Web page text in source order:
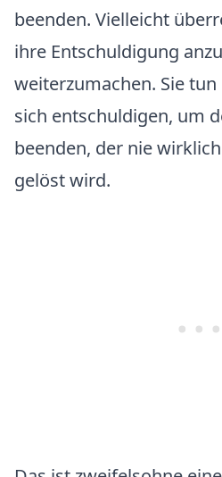
beenden. Vielleicht
ihre Entschuldigung
weiterzumachen. Sie
sich entschuldigen, um
beenden, der nie
gelöst wird.